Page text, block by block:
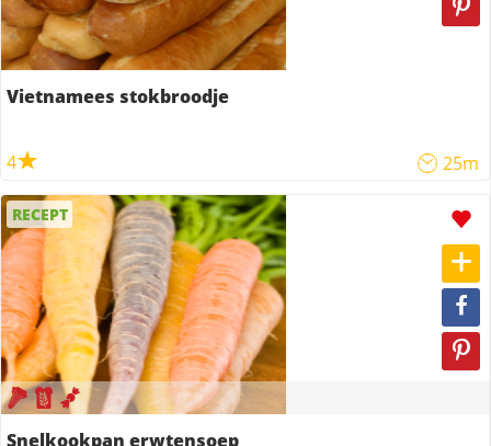
Vietnamees stokbroodje
4 25m
RECEPT
Snelkookpan erwtensoep